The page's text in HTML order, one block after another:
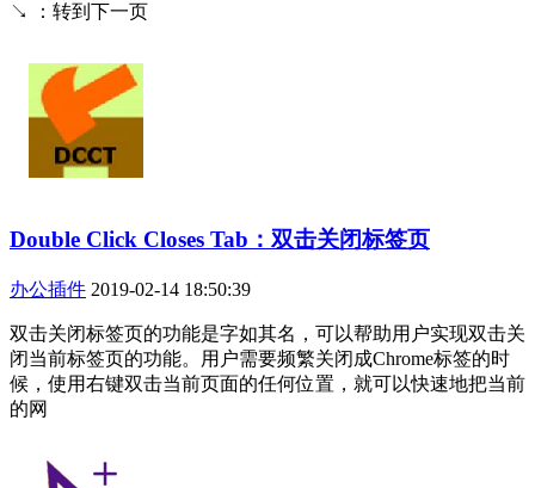
↘ ：转到下一页
Double Click Closes Tab：双击关闭标签页
办公插件 2019-02-14 18:50:39
双击关闭标签页的功能是字如其名，可以帮助用户实现双击关
闭当前标签页的功能。用户需要频繁关闭成Chrome标签的时
候，使用右键双击当前页面的任何位置，就可以快速地把当前
的网